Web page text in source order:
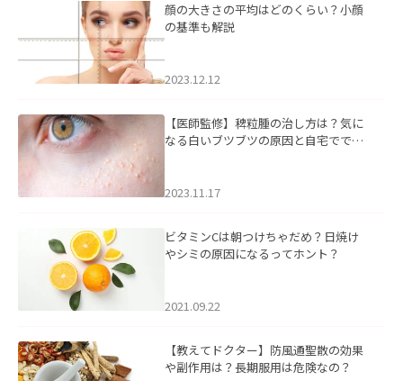
顔の大きさの平均はどのくらい？小顔
の基準も解説
2023.12.12
【医師監修】稗粒腫の治し方は？気に
なる白いブツブツの原因と自宅ででき
2023.11.17
ビタミンCは朝つけちゃだめ？日焼け
やシミの原因になるってホント？
2021.09.22
【教えてドクター】防風通聖散の効果
や副作用は？長期服用は危険なの？